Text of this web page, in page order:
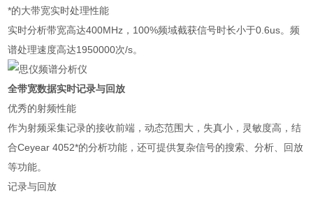
*的大带宽实时处理性能
实时分析带宽高达400MHz，100%频域截获信号时长小于0.6us。频
谱处理速度高达1950000次/s。
全带宽数据实时记录与回放
优秀的射频性能
作为射频采集记录的接收前端，动态范围大，失真小，灵敏度高，结
合Ceyear 4052*的分析功能，还可提供复杂信号的搜索、分析、回放
等功能。
记录与回放